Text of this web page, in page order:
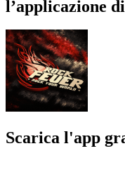
l’applicazione
Scarica l'app